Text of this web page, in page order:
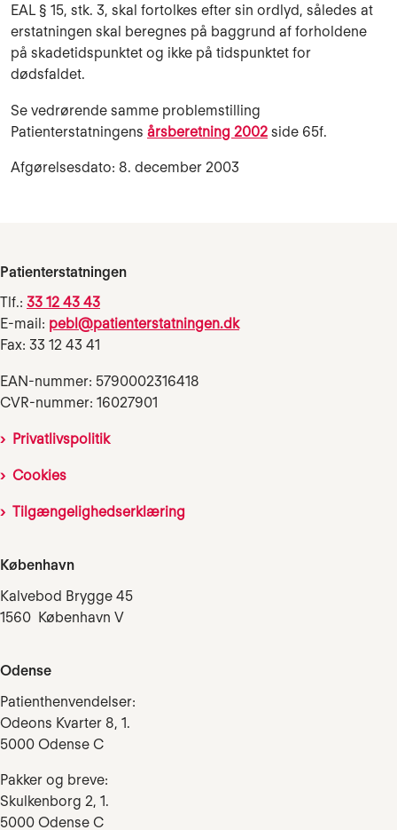
EAL § 15, stk. 3, skal fortolkes efter sin ordlyd, således at
erstatningen skal beregnes på baggrund af forholdene
på skadetidspunktet og ikke på tidspunktet for
dødsfaldet.
Se vedrørende samme problemstilling
Patienterstatningens årsberetning 2002 side 65f.
Afgørelsesdato: 8. december 2003
Patienterstatningen
Tlf.: 33 12 43 43
E-mail: pebl@patienterstatningen.dk
Fax: 33 12 43 41
EAN-nummer: 5790002316418
CVR-nummer: 16027901
Privatlivspolitik
Cookies
Tilgængelighedserklæring
København
Kalvebod Brygge 45
1560 København V
Odense
Patienthenvendelser:
Odeons Kvarter 8, 1.
5000 Odense C
Pakker og breve:
Skulkenborg 2, 1.
5000 Odense C